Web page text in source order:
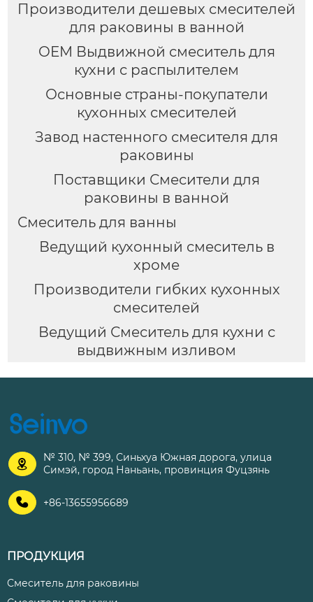
Производители дешевых смесителей
для раковины в ванной
OEM Выдвижной смеситель для
кухни с распылителем
Основные страны-покупатели
кухонных смесителей
Завод настенного смесителя для
раковины
Поставщики Смесители для
раковины в ванной
Смеситель для ванны
Ведущий кухонный смеситель в
хроме
Производители гибких кухонных
смесителей
Ведущий Смеситель для кухни с
выдвижным изливом

№ 310, № 399, Синьхуа Южная дорога, улица
Симэй, город Наньань, провинция Фуцзянь
 +86-13655956689
ПРОДУКЦИЯ
Смеситель для раковины